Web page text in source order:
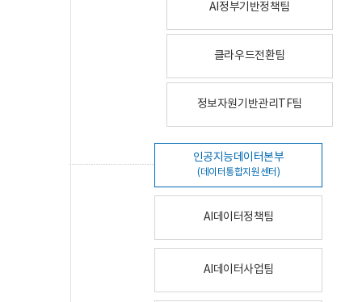
AI정부기반정책팀
클라우드전환팀
정보자원기반관리TF팀
인공지능데이터본부
(데이터통합지원센터)
AI데이터정책팀
AI데이터사업팀